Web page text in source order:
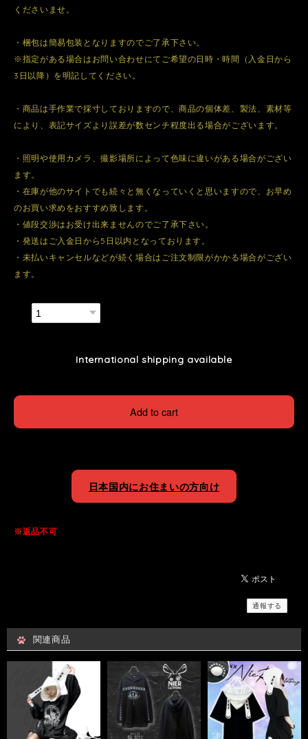
くださいませ。
・梱包は簡易包装となりますのでご了承下さい。
※指定がある場合はお問い合わせにてご希望の日時・時間（入金日から
3日以降）を明記してください。
・商品は手作業で採寸しておりますので、商品の個体差、製法、素材等
により、表記サイズより誤差が数センチ程度出る場合がございます。
・照明や使用カメラ、撮影場所によって色味に違いがある場合がござい
ます。
・在庫が他のサイトでも続々と無くなっていくと思いますので、お早め
のお買い求めをおすすめ致します。
・値段交渉はお受け出来ませんのでご了承下さい。
・発送はご入金日から5日以内となっております。
・未払いキャンセルなどが続く場合はご注文制限がかかる場合がござい
ます。
International shipping available
Add to cart
日本国内にお住まいの方向け
※返品不可
通報する
関連商品